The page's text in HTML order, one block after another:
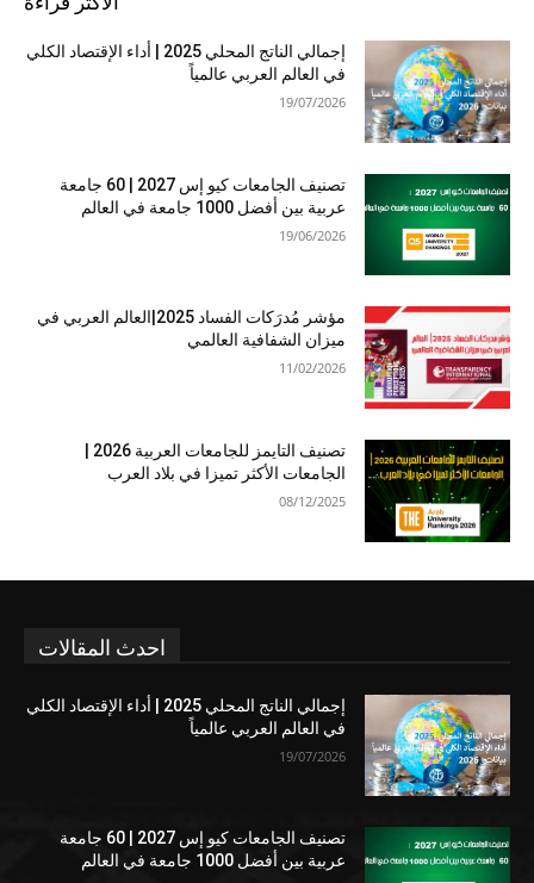
إجمالي الناتج المحلي 2025 | أداء الإقتصاد الكلي
في العالم العربي عالمياً
19/07/2026
تصنيف الجامعات كيو إس 2027 | 60 جامعة
عربية بين أفضل 1000 جامعة في العالم
19/06/2026
مؤشر مُدرَكات الفساد 2025|العالم العربي في
ميزان الشفافية العالمي
11/02/2026
الجامعات الأكثر تميزا في بلاد العرب
08/12/2025
احدث المقالات
إجمالي الناتج المحلي 2025 | أداء الإقتصاد الكلي
في العالم العربي عالمياً
19/07/2026
تصنيف الجامعات كيو إس 2027 | 60 جامعة
عربية بين أفضل 1000 جامعة في العالم